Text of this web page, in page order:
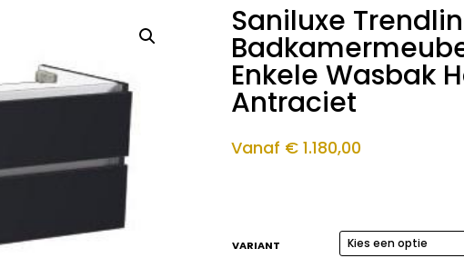
Saniluxe
Enkele Wasbak
Antraciet
Vanaf €1.180,00
VARIANT